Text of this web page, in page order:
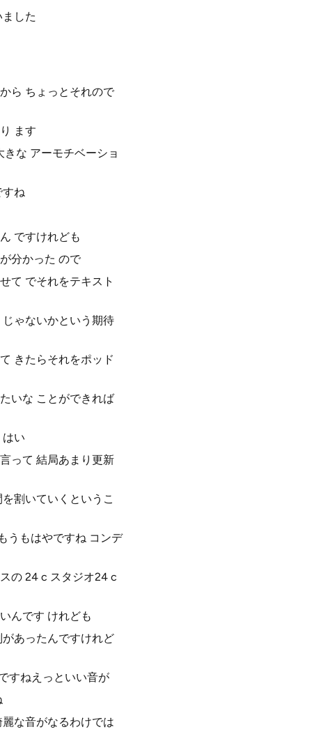
した
ら ちょっとそれので
ます
な アーモチベーショ
すね
ですけれども
分かった ので
て でそれをテキスト
ゃないかという期待
きたらそれをポッド
いな ことができれば
い
って 結局あまり更新
割いていくというこ
うもはやですね コンデ
の 24 c スタジオ24 c
んです けれども
あったんですけれど
すねえっといい音が
な音がなるわけでは